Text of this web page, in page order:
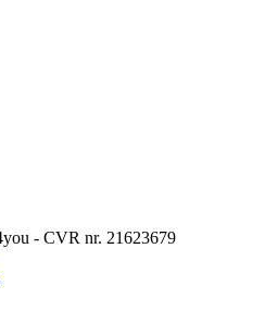
- CVR nr. 21623679